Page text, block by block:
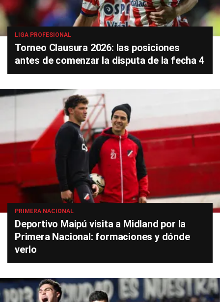
LIGA PROFESIONAL
Torneo Clausura 2026: las posiciones
antes de comenzar la disputa de la fecha 4
PRIMERA NACIONAL
Deportivo Maipú visita a Midland por la
Primera Nacional: formaciones y dónde
verlo